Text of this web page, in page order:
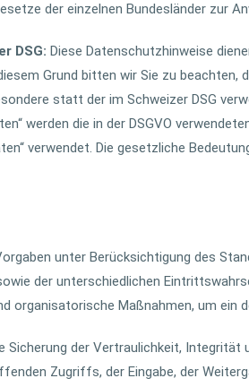
der einzelnen Bundesländer zur
DSG: Diese Datenschutzhinweise
Grund bitten wir Sie zu
statt der im Schweizer DSG
werden die in der DSGVO
verwendet. Die gesetzliche
unter Berücksichtigung des
der unterschiedlichen
organisatorische Maßnahmen, um ein
Sicherung der Vertraulichkeit,
Zugriffs, der Eingabe, der